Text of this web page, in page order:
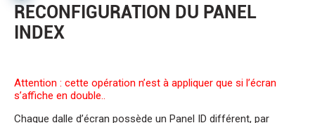
RECONFIGURATION DU PANEL
INDEX
Attention : cette opération n’est à appliquer que si l’écran
s’affiche en double..
Chaque dalle d’écran possède un Panel ID différent, par